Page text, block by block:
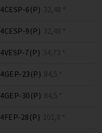
4CESP-6(P) 32,48 *
4CESP-9(P) 32,48 *
4VESP-7(P) 34,73 *
4GEP-23(P) 84,5 *
4GEP-30(P) 84,5 *
4FEP-28(P) 101,8 *